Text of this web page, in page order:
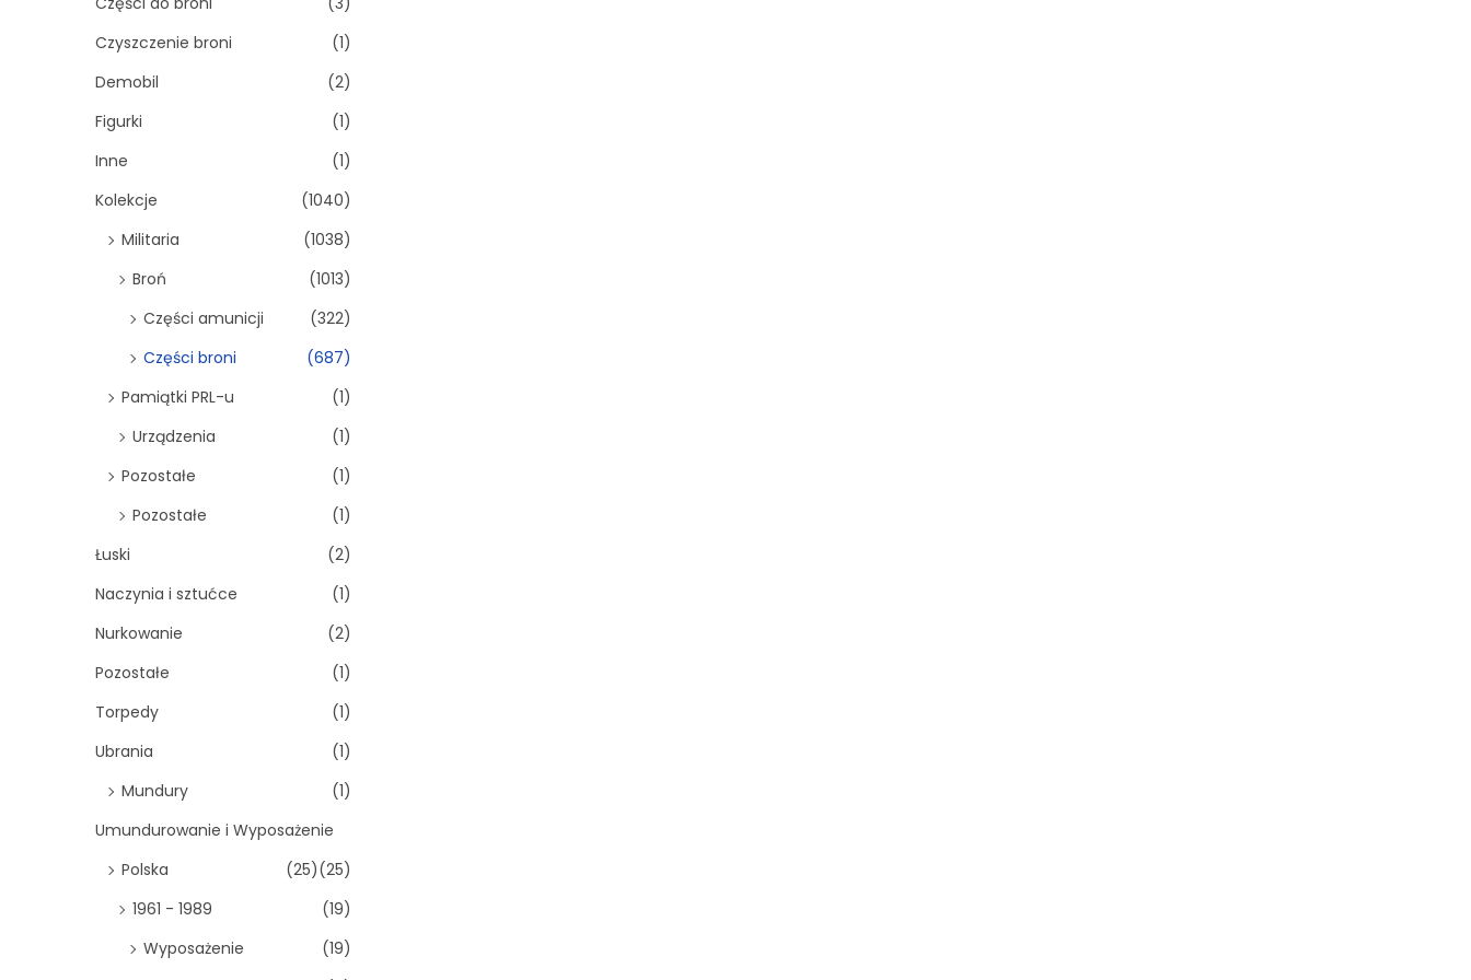
Czyszczenie broni
(1)
Demobil
(2)
Figurki
(1)
Inne
(1)
Kolekcje
(1040)
Militaria
(1038)
Broń
(1013)
Części amunicji
(322)
Części broni
(687)
Pamiątki PRL-u
(1)
Urządzenia
(1)
Pozostałe
(1)
Pozostałe
(1)
Łuski
(2)
Naczynia i sztućce
(1)
Nurkowanie
(2)
Pozostałe
(1)
Torpedy
(1)
Ubrania
(1)
Mundury
(1)
Umundurowanie i Wyposażenie
(25)
Polska
(25)
1961 - 1989
(19)
Wyposażenie
(19)